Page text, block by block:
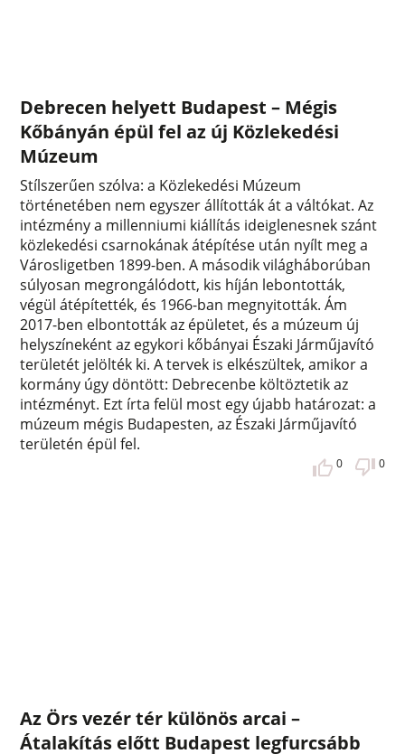
Debrecen helyett Budapest – Mégis
Kőbányán épül fel az új Közlekedési
Múzeum
Stílszerűen szólva: a Közlekedési Múzeum
történetében nem egyszer állították át a váltókat. Az
intézmény a millenniumi kiállítás ideiglenesnek szánt
közlekedési csarnokának átépítése után nyílt meg a
Városligetben 1899-ben. A második világháborúban
súlyosan megrongálódott, kis híján lebontották,
végül átépítették, és 1966-ban megnyitották. Ám
2017-ben elbontották az épületet, és a múzeum új
helyszíneként az egykori kőbányai Északi Járműjavító
területét jelölték ki. A tervek is elkészültek, amikor a
kormány úgy döntött: Debrecenbe költöztetik az
intézményt. Ezt írta felül most egy újabb határozat: a
múzeum mégis Budapesten, az Északi Járműjavító
területén épül fel.
0 0
Az Örs vezér tér különös arcai –
Átalakítás előtt Budapest legfurcsább